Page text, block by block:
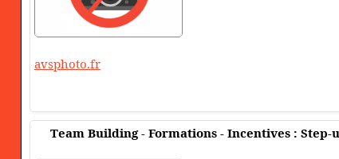
avsphoto.fr
Team Building - Formations - Incentives :